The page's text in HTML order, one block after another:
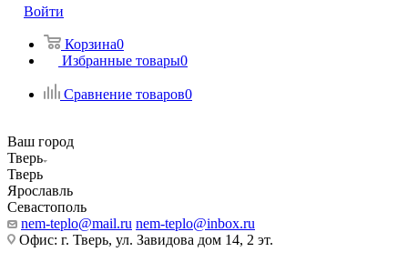
Войти
Корзина0
Избранные товары0
Сравнение товаров0
Ваш город
Тверь
Тверь
Ярославль
Севастополь
nem-teplo@mail.ru nem-teplo@inbox.ru
Офис: г. Тверь, ул. Завидова дом 14, 2 эт.